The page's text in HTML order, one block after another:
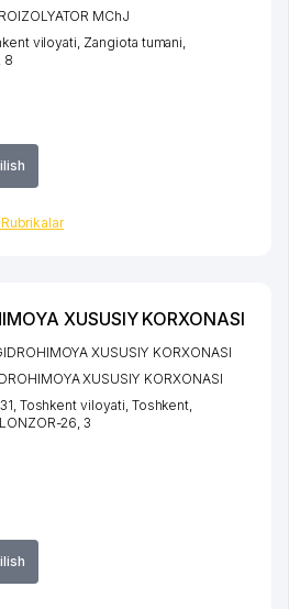
MChJ
viloyati, Zangiota tumani,
, 8
XUSUSIY KORXONASI
XUSUSIY KORXONASI
XUSUSIY KORXONASI
Toshkent viloyati, Toshkent,
26, 3